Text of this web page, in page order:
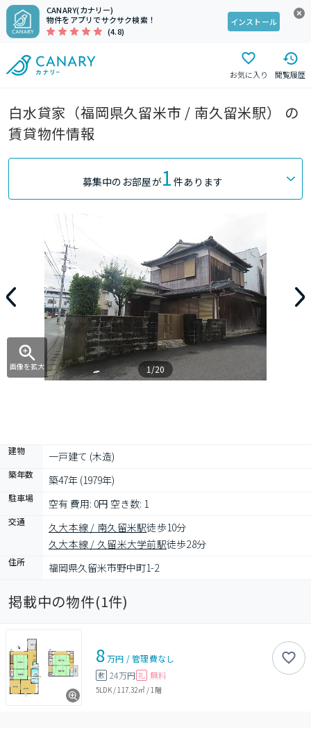
CANARY(カナリー)
物件をアプリでサクサク検索！
(4.8)
インストール
お気に入り 閲覧履歴
白水貸家（福岡県久留米市 / 南久留米駅） の
賃貸物件情報
募集中のお部屋が1 件あります
画像を拡大 1/20
建物 一戸建て (木造)
築年数 築47年 (1979年)
駐車場 空有 費用: 0円 空き数: 1
交通 久大本線 / 南久留米駅徒歩10分
久大本線 / 久留米大学前駅徒歩28分
住所 福岡県久留米市野中町1-2
掲載中の物件(1件)
8万円 /管理費なし
敷 24万円 礼 無料
5LDK/ 117.32㎡/ 1階